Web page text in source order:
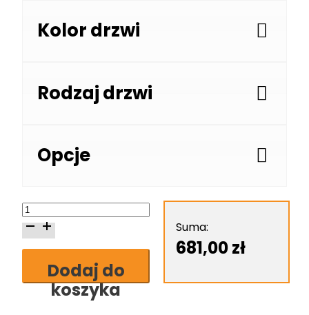
Kolor drzwi
Rodzaj drzwi
Opcje
ilość
Skrzydło
drzwiowe
Dodaj do
koszyka
Suma:
681,00zł